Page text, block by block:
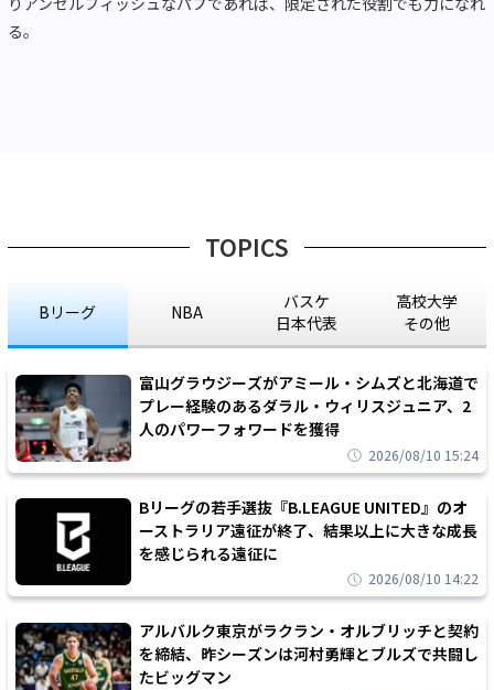
る。
TOPICS
Bリーグ NBA
バスケ
日本代表
高校大学
その他
富山グラウジーズがアミール・シムズと北海道で
プレー経験のあるダラル・ウィリスジュニア、2
人のパワーフォワードを獲得
2026/08/10 15:24
Bリーグの若手選抜『B.LEAGUE UNITED』のオ
ーストラリア遠征が終了、結果以上に大きな成長
を感じられる遠征に
2026/08/10 14:22
アルバルク東京がラクラン・オルブリッチと契約
を締結、昨シーズンは河村勇輝とブルズで共闘し
たビッグマン